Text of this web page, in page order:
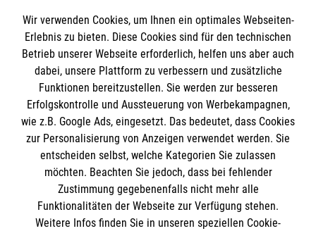
Informationen
Impressum
Datenschutz
Barrierefreiheit
Kontakt
Die Malteser
Malteser in Deutschland
Malteserorden
Sharepoint
Spendenkonto
Wir verwenden Cookies, um Ihnen ein optimales Webseiten-
Erlebnis zu bieten. Diese Cookies sind für den technischen
Betrieb unserer Webseite erforderlich, helfen uns aber auch
dabei, unsere Plattform zu verbessern und zusätzliche
Funktionen bereitzustellen. Sie werden zur besseren
Erfolgskontrolle und Aussteuerung von Werbekampagnen,
wie z.B. Google Ads, eingesetzt. Das bedeutet, dass Cookies
zur Personalisierung von Anzeigen verwendet werden. Sie
entscheiden selbst, welche Kategorien Sie zulassen
möchten. Beachten Sie jedoch, dass bei fehlender
Zustimmung gegebenenfalls nicht mehr alle
Funktionalitäten der Webseite zur Verfügung stehen.
Weitere Infos finden Sie in unseren speziellen Cookie-